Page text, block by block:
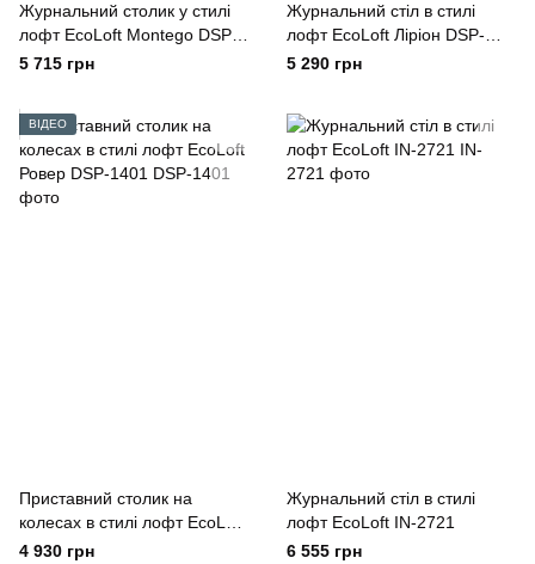
Журнальний столик у стилі
лофт EcoLoft Montego DSP-
1155
5 715 грн
Журнальний стіл в стилі
лофт EcoLoft Ліріон DSP-
1366
5 290 грн
ВІДЕО
Приставний столик на
колесах в стилі лофт EcoLoft
Ровер DSP-1401
4 930 грн
Журнальний стіл в стилі
лофт EcoLoft IN-2721
6 555 грн